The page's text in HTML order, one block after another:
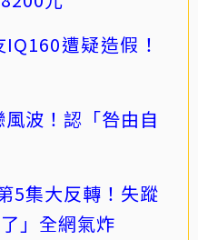
遭疑造假！
波！認「咎由自
5集大反轉！失蹤
」全網氣炸